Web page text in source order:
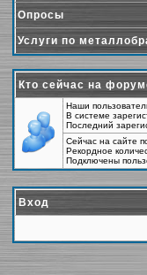
Опросы
Услуги по
Кто сейчас на
Наши
В системе
Последний
Сейчас на сайте
Рекордное
Подключены
Вход